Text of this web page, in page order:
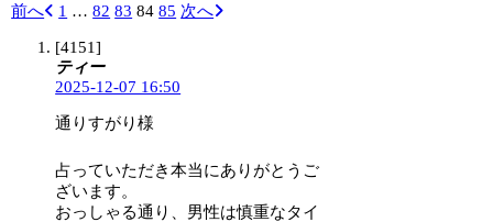
前へ 1 … 82 83 84 85 次へ
[4151]
ティー
2025-12-07 16:50
通りすがり様
占っていただき本当にありがとうご
ざいます。
おっしゃる通り、男性は慎重なタイ